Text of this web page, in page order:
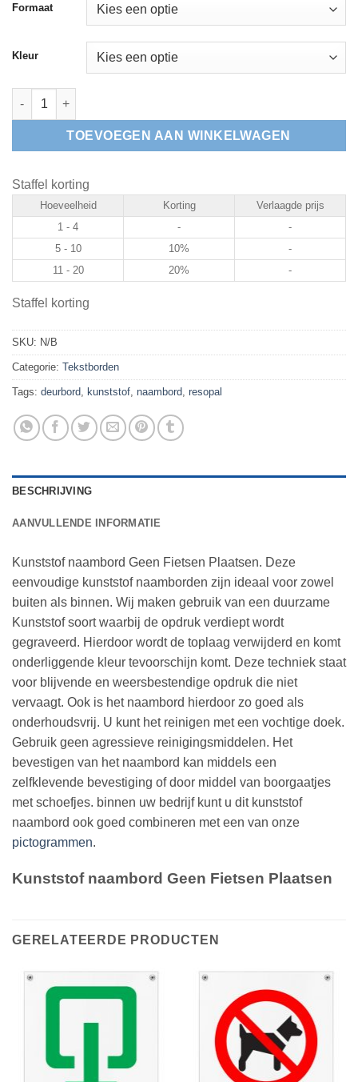
Formaat
Kleur
Kunststof naambord Geen Fietsen Plaatsen aantal
TOEVOEGEN AAN WINKELWAGEN
Staffel korting
Hoeveelheid Korting
Verlaagde prijs
1 - 4
-
-
5 - 10
10%
-
11 - 20
20% -
Staffel korting
SKU: N/B
Categorie: Tekstborden
Tags: deurbord kunststof naambord resopal
BESCHRIJVING
AANVULLENDE INFORMATIE
Kunststof naambord Geen Fietsen Plaatsen. Deze
eenvoudige kunststof naamborden zijn ideaal voor zowel
buiten als binnen. Wij maken gebruik van een duurzame
Kunststof soort waarbij de opdruk verdiept wordt
gegraveerd. Hierdoor wordt de toplaag verwijderd en komt
onderliggende kleur tevoorschijn komt. Deze techniek staat
voor blijvende en weersbestendige opdruk die niet
vervaagt. Ook is het naambord hierdoor zo goed als
onderhoudsvrij. U kunt het reinigen met een vochtige doek.
Gebruik geen agressieve reinigingsmiddelen. Het
bevestigen van het naambord kan middels een
zelfklevende bevestiging of door middel van boorgaatjes
met schoefjes. binnen uw bedrijf kunt u dit kunststof
naambord ook goed combineren met een van onze
pictogrammen.
Kunststof naambord Geen Fietsen Plaatsen
GERELATEERDE PRODUCTEN